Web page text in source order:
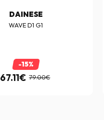
DAINESE
WAVE D1 G1
-15%
67.11€ 79.00€